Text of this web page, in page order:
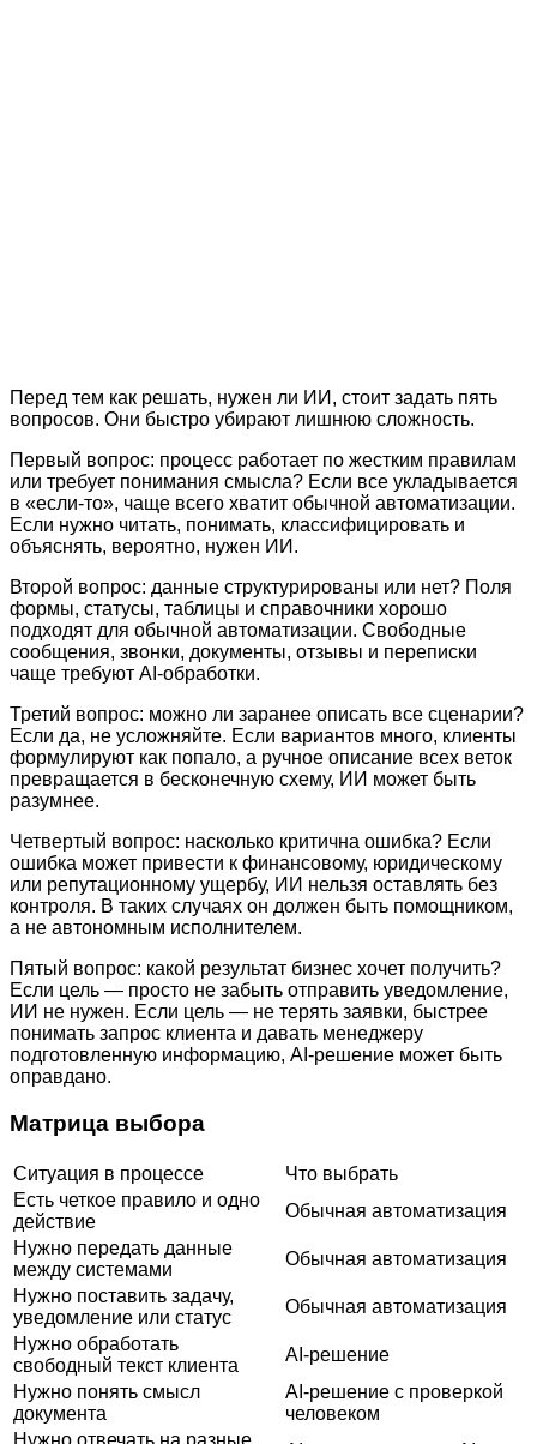
Перед тем как решать, нужен ли ИИ, стоит задать пять
вопросов. Они быстро убирают лишнюю сложность.
Первый вопрос: процесс работает по жестким правилам
или требует понимания смысла? Если все укладывается
в «если-то», чаще всего хватит обычной автоматизации.
Если нужно читать, понимать, классифицировать и
объяснять, вероятно, нужен ИИ.
Второй вопрос: данные структурированы или нет? Поля
формы, статусы, таблицы и справочники хорошо
подходят для обычной автоматизации. Свободные
сообщения, звонки, документы, отзывы и переписки
чаще требуют AI-обработки.
Третий вопрос: можно ли заранее описать все сценарии?
Если да, не усложняйте. Если вариантов много, клиенты
формулируют как попало, а ручное описание всех веток
превращается в бесконечную схему, ИИ может быть
разумнее.
Четвертый вопрос: насколько критична ошибка? Если
ошибка может привести к финансовому, юридическому
или репутационному ущербу, ИИ нельзя оставлять без
контроля. В таких случаях он должен быть помощником,
а не автономным исполнителем.
Пятый вопрос: какой результат бизнес хочет получить?
Если цель — просто не забыть отправить уведомление,
ИИ не нужен. Если цель — не терять заявки, быстрее
понимать запрос клиента и давать менеджеру
подготовленную информацию, AI-решение может быть
оправдано.
Матрица выбора
Ситуация в процессе
Что выбрать
Есть четкое правило и одно
действие
Обычная автоматизация
Нужно передать данные
между системами
Обычная автоматизация
Нужно поставить задачу,
уведомление или статус
Обычная автоматизация
Нужно обработать
свободный текст клиента
AI-решение
Нужно понять смысл
документа
AI-решение с проверкой
человеком
Нужно отвечать на разные